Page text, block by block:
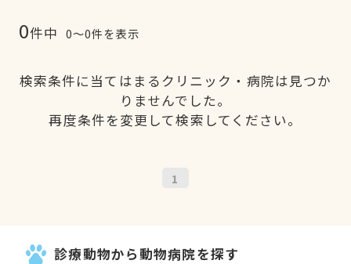
0件中 0〜0件を表示
検索条件に当てはまるクリニック・病院は見つか
りませんでした。
再度条件を変更して検索してください。
1
診療動物から動物病院を探す